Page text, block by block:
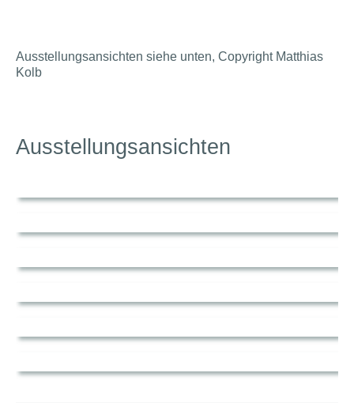
Ausstellungsansichten siehe unten, Copyright Matthias
Kolb
Ausstellungsansichten